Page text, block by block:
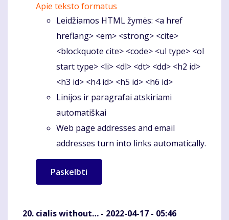
Apie teksto formatus
Leidžiamos HTML žymės: <a href
hreflang> <em> <strong> <cite>
<blockquote cite> <code> <ul type> <ol
start type> <li> <dl> <dt> <dd> <h2 id>
<h3 id> <h4 id> <h5 id> <h6 id>
Linijos ir paragrafai atskiriami
automatiškai
Web page addresses and email
addresses turn into links automatically.
cialis without… - 2022-04-17 - 05:46